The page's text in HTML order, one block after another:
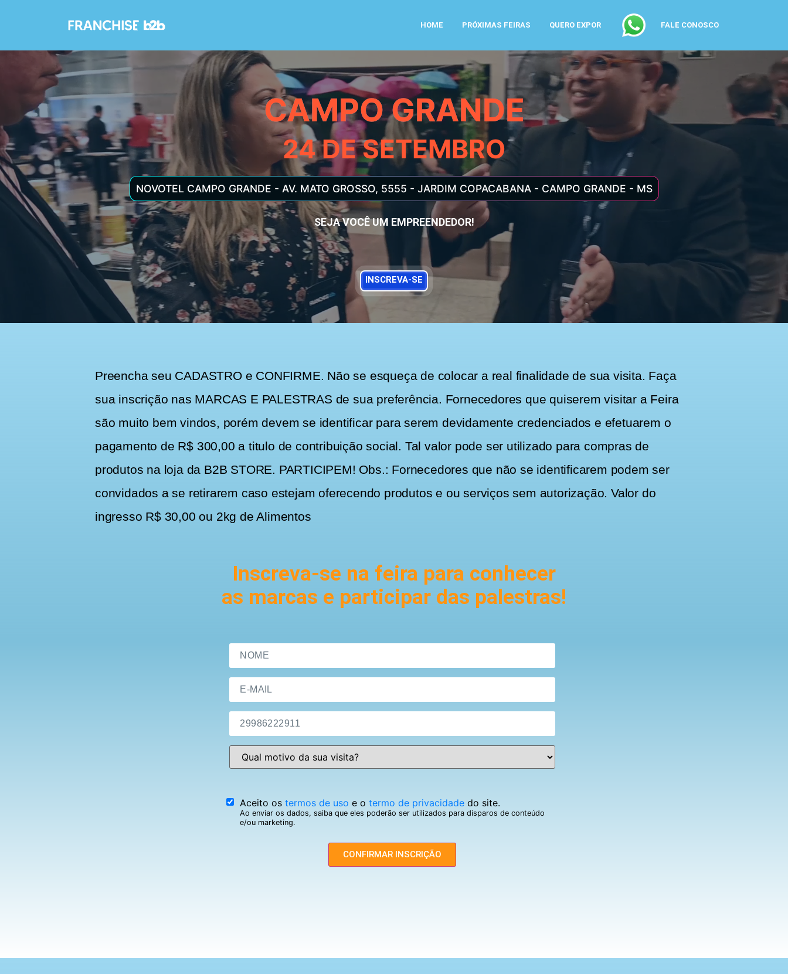
HOME PRÓXIMAS FEIRAS QUERO EXPOR FALE CONOSCO
CAMPO GRANDE
24 DE SETEMBRO
NOVOTEL CAMPO GRANDE - AV. MATO GROSSO, 5555 - JARDIM COPACABANA - CAMPO GRANDE - MS
SEJA VOCÊ UM EMPREENDEDOR!
INSCREVA-SE
Preencha seu CADASTRO e CONFIRME. Não se esqueça de colocar a real finalidade de sua visita. Faça
sua inscrição nas MARCAS E PALESTRAS de sua preferência. Fornecedores que quiserem visitar a Feira
são muito bem vindos, porém devem se identificar para serem devidamente credenciados e efetuarem o
pagamento de R$ 300,00 a titulo de contribuição social. Tal valor pode ser utilizado para compras de
produtos na loja da B2B STORE. PARTICIPEM! Obs.: Fornecedores que não se identificarem podem ser
convidados a se retirarem caso estejam oferecendo produtos e ou serviços sem autorização. Valor do
ingresso R$ 30,00 ou 2kg de Alimentos
Inscreva-se na feira para conhecer
as marcas e participar das palestras!
Aceito ostermos de usoe otermo de privacidadedo site.
Ao enviar os dados, saiba que eles poderão ser utilizados para disparos de conteúdo
e/ou marketing.
CONFIRMAR INSCRIÇÃO